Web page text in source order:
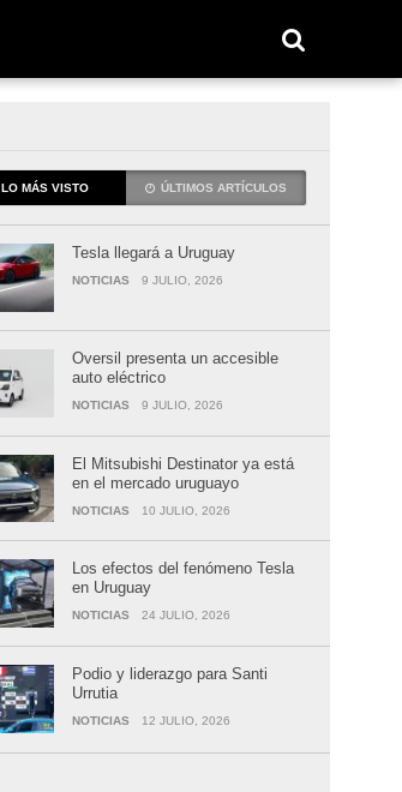
LO MÁS VISTO ÚLTIMOS ARTÍCULOS
Tesla llegará a Uruguay
NOTICIAS 9 JULIO, 2026
Oversil presenta un accesible
auto eléctrico
NOTICIAS 9 JULIO, 2026
El Mitsubishi Destinator ya está
en el mercado uruguayo
NOTICIAS 10 JULIO, 2026
Los efectos del fenómeno Tesla
en Uruguay
NOTICIAS 24 JULIO, 2026
Podio y liderazgo para Santi
Urrutia
NOTICIAS 12 JULIO, 2026